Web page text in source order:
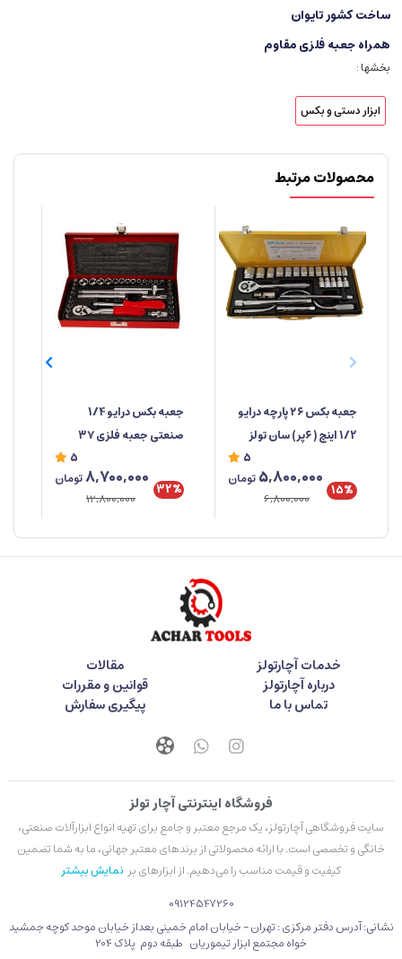
ساخت کشور تایوان
همراه جعبه فلزی مقاوم
بخشها :
ابزار دستی و بکس
محصولات مرتبط
جعبه بکس ۲۶ پارچه درایو
1/2 اینچ ( ۶پر) سان تولز
5
15%
5,800,000تومان
6,800,000
جعبه‌ بکس درایو 1/4
صنعتی جعبه فلزی ۳۷
5
32%
8,700,000تومان
12,800,000
خدمات آچارتولز
مقالات
درباره آچارتولز
قوانین و مقررات
تماس با ما
پیگیری سفارش
فروشگاه اینترنتی آچار تولز
سایت فروشگاهی آچارتولز، یک مرجع معتبر و جامع برای تهیه انواع ابزارآلات صنعتی،
خانگی و تخصصی است. با ارائه محصولاتی از برندهای معتبر جهانی، ما به شما تضمین
کیفیت و قیمت مناسب را می‌دهیم. از ابزارهای بر نمایش بیشتر
09124547260
نشانی: آدرس دفتر مرکزی : تهران - خیابان امام خمینی بعداز خیابان موحد کوچه جمشید
خواه مجتمع ابزار تیموریان طبقه دوم پلاک 204